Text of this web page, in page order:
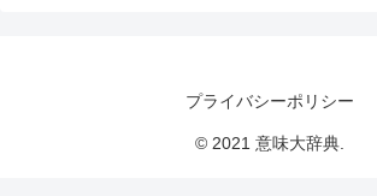
プライバシーポリシー
© 2021 意味大辞典.